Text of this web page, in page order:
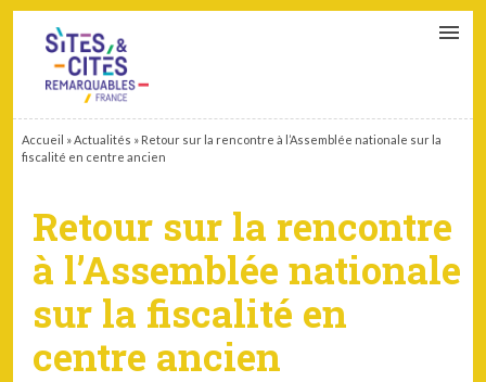
Accueil »Actualités » Retour sur la rencontre à l’Assemblée nationale sur la
fiscalité en centre ancien
Retour sur la rencontre
à l’Assemblée nationale
sur la fiscalité en
centre ancien